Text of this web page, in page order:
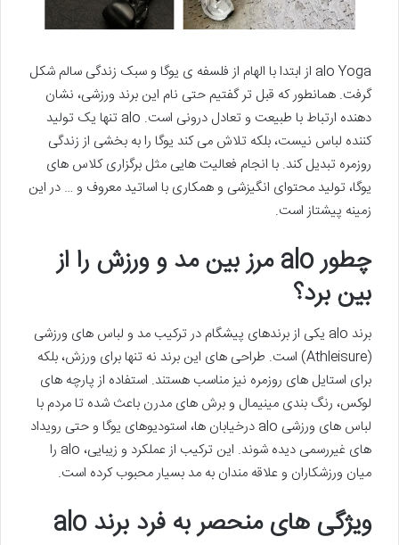
alo Yoga از ابتدا با الهام از فلسفه ی یوگا و سبک زندگی سالم شکل
گرفت. همانطور که قبل تر گفتیم حتی نام این برند ورزشی، نشان
دهنده ارتباط با طبیعت و تعادل درونی است. alo تنها یک تولید
کننده لباس نیست، بلکه تلاش می کند یوگا را به بخشی از زندگی
روزمره تبدیل کند. با انجام فعالیت هایی مثل برگزاری کلاس های
یوگا، تولید محتوای انگیزشی و همکاری با اساتید معروف و … در این
زمینه پیشتاز است.
چطور alo مرز بین مد و ورزش را از
بین برد؟
برند alo یکی از برندهای پیشگام در ترکیب مد و لباس های ورزشی
(Athleisure) است. طراحی های این برند نه تنها برای ورزش، بلکه
برای استایل های روزمره نیز مناسب هستند. استفاده از پارچه های
لوکس، رنگ بندی مینیمال و برش های مدرن باعث شده تا مردم با
لباس های ورزشی alo درخیابان ها، استودیوهای یوگا و حتی رویداد
های غیررسمی دیده شوند. این ترکیب از عملکرد و زیبایی، alo را
میان ورزشکاران و علاقه مندان به مد بسیار محبوب کرده است.
ویژگی های منحصر به فرد برند alo